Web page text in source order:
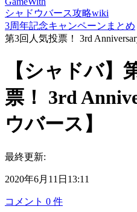
シャドウバース攻略wiki
3周年記念キャンペーンまとめ
第3回人気投票！ 3rd
【シャドバ】
票！ 3rd
ウバース】
最終更新:
2020年6月11日13:11
コメント 0 件